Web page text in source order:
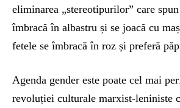
eliminarea „stereotipurilor” care
îmbracă în albastru și se joacă cu
fetele se îmbracă în roz și preferă
Agenda gender este poate cel mai
revoluției culturale marxist-leniniste